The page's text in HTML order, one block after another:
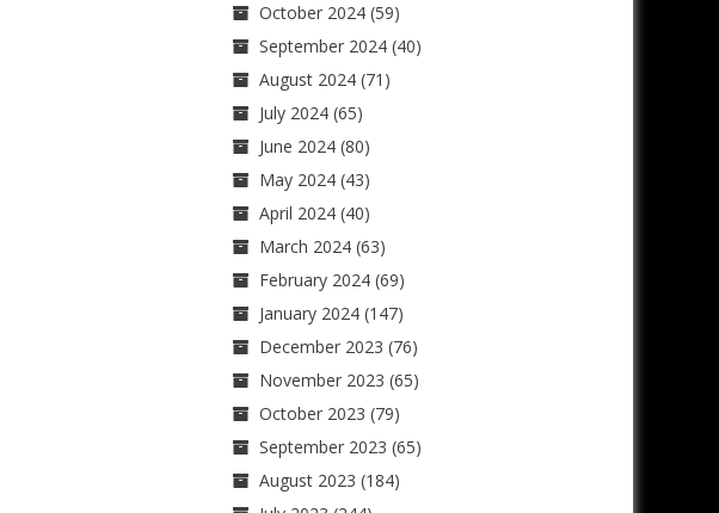
October 2024(59)
September 2024(40)
August 2024(71)
July 2024(65)
June 2024(80)
May 2024(43)
April 2024(40)
March 2024(63)
February 2024(69)
January 2024(147)
December 2023 (76)
November 2023 (65)
October 2023 (79)
September 2023 (65)
August 2023 (184)